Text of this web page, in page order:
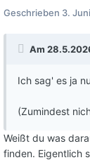
Geschrieben 3. Juni
Am
Ich sag' es ja
(Zumindest
Weißt du was
finden. Eigentlich